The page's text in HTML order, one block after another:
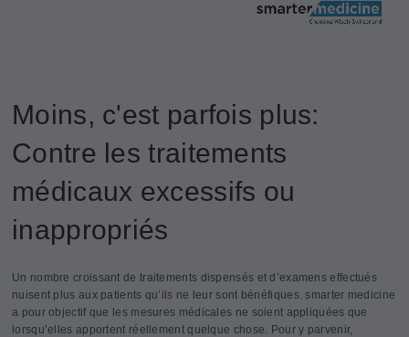
Moins, c'est parfois plus:
Contre les traitements
médicaux excessifs ou
inappropriés
Un nombre croissant de traitements dispensés et d’examens effectués
nuisent plus aux patients qu’ils ne leur sont bénéfiques. smarter medicine
a pour objectif que les mesures médicales ne soient appliquées que
lorsqu’elles apportent réellement quelque chose. Pour y parvenir,